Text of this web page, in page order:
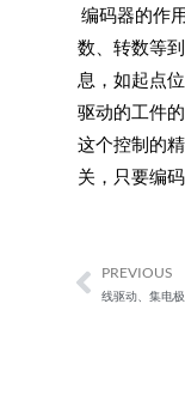
编码器的作
数、转数等
息，如起点
驱动的工件
这个控制的
关，只要编
Prev
PREVIOUS